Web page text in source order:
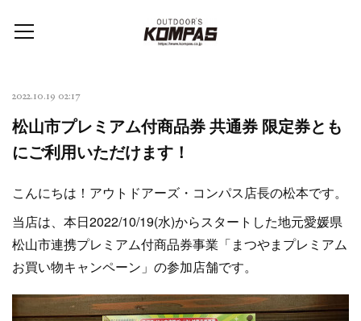
2022.10.19 02:17
松山市プレミアム付商品券 共通券 限定券とも
にご利用いただけます！
こんにちは！アウトドアーズ・コンパス店長の松本です。
当店は、本日2022/10/19(水)からスタートした地元愛媛県
松山市連携プレミアム付商品券事業「まつやまプレミアム
お買い物キャンペーン」の参加店舗です。